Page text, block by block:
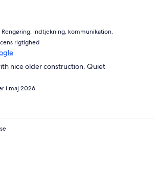
indtjekning, kommunikation,
rigtighed
nice older construction. Quiet
i maj 2026